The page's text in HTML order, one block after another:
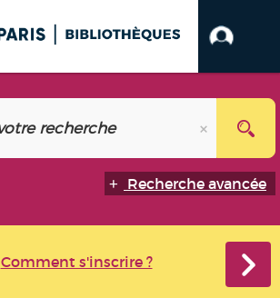
Recherche avancée
Comment s'inscrire ?